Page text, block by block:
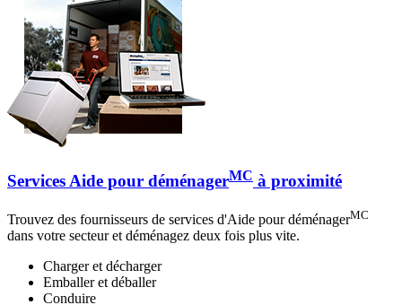
Services Aide pour déménagerMC à proximité
Trouvez des fournisseurs de services d'Aide pour déménagerMC
dans votre secteur et déménagez deux fois plus vite.
Charger et décharger
Emballer et déballer
Conduire